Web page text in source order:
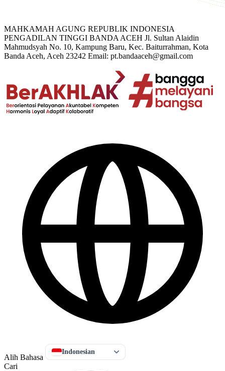
MAHKAMAH AGUNG REPUBLIK INDONESIA
PENGADILAN TINGGI BANDA ACEH Jl. Sultan Alaidin
Mahmudsyah No. 10, Kampung Baru, Kec. Baiturrahman, Kota
Banda Aceh, Aceh 23242 Email: pt.bandaaceh@gmail.com
Alih Bahasa
Indonesian
Cari